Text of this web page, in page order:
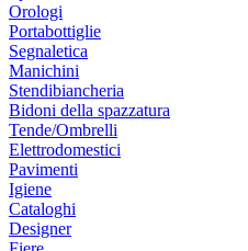
Orologi
Portabottiglie
Segnaletica
Manichini
Stendibiancheria
Bidoni della spazzatura
Tende/Ombrelli
Elettrodomestici
Pavimenti
Igiene
Cataloghi
Designer